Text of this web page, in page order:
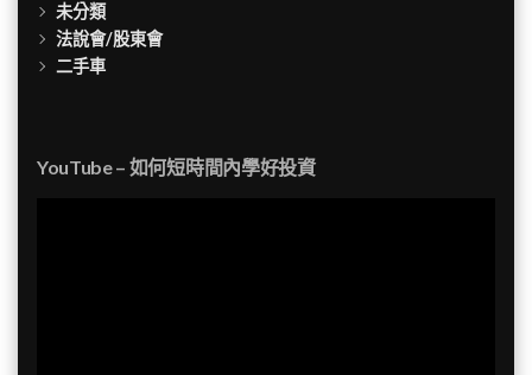
未分類
法說會/股東會
二手車
YouTube – 如何短時間內學好投資